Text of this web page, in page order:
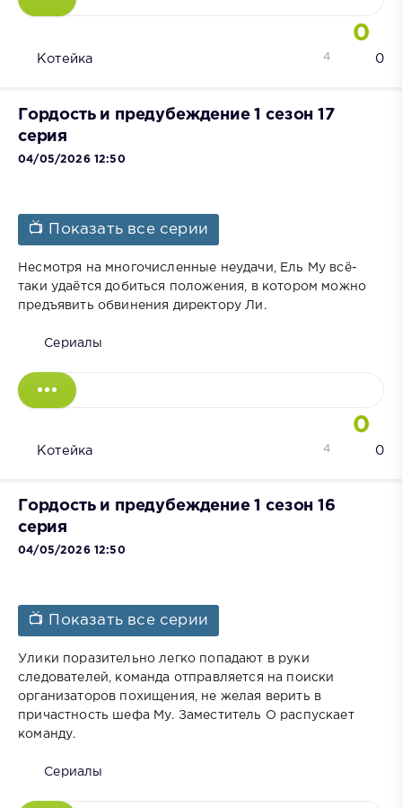
0
Котейка 0
4
Гордость и предубеждение 1 сезон 17
серия
04/05/2026 12:50
📺 Показать все серии
Несмотря на многочисленные неудачи, Ель Му всё-
таки удаётся добиться положения, в котором можно
предъявить обвинения директору Ли.
Сериалы
0
Котейка 0
4
Гордость и предубеждение 1 сезон 16
серия
04/05/2026 12:50
📺 Показать все серии
Улики поразительно легко попадают в руки
следователей, команда отправляется на поиски
организаторов похищения, не желая верить в
причастность шефа Му. Заместитель О распускает
команду.
Сериалы